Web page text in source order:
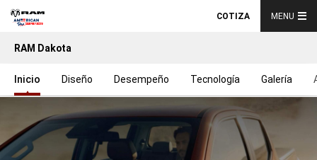
COTIZA MENU
RAM Dakota
Inicio Diseño Desempeño Tecnología Galería